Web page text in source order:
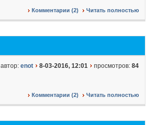
Комментарии (2) Читать полностью
автор: enot 8-03-2016, 12:01 просмотров: 84
Комментарии (2) Читать полностью